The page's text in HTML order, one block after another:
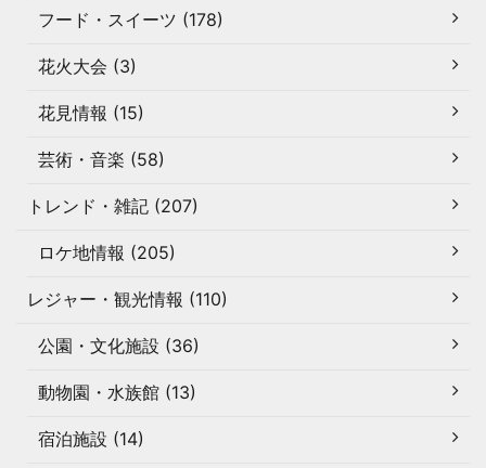
フード・スイーツ (178)
花火大会 (3)
花見情報 (15)
芸術・音楽 (58)
トレンド・雑記 (207)
ロケ地情報 (205)
レジャー・観光情報 (110)
公園・文化施設 (36)
動物園・水族館 (13)
宿泊施設 (14)